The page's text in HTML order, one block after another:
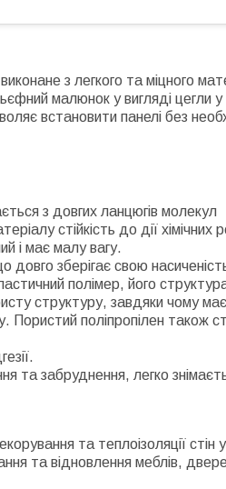
з легкого та міцного
малюнок у вигляді цегли
встановити панелі без
з довгих ланцюгів молекул
стійкість до дії хімічних
і має малу вагу.
зберігає свою
полімер, його
структуру, завдяки чому
Пористий поліпропілен також
та забруднення, легко
та теплоізоляції стін
та відновлення меблів,